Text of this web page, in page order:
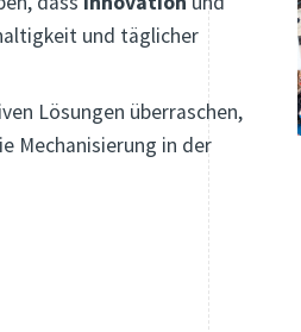
und täglicher
Lösungen überraschen,
Mechanisierung in der